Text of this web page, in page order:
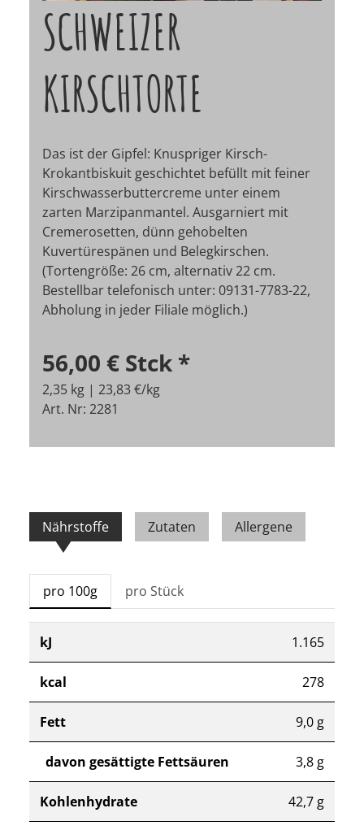
SCHWEIZER
KIRSCHTORTE
Das ist der Gipfel: Knuspriger Kirsch-
Krokantbiskuit geschichtet befüllt mit feiner
Kirschwasserbuttercreme unter einem
zarten Marzipanmantel. Ausgarniert mit
Cremerosetten, dünn gehobelten
Kuvertürespänen und Belegkirschen.
(Tortengröße: 26 cm, alternativ 22 cm.
Bestellbar telefonisch unter: 09131-7783-22,
Abholung in jeder Filiale möglich.)
56,00 € Stck *
2,35 kg | 23,83 €/kg
Art. Nr: 2281
Nährstoffe Zutaten Allergene
pro 100g pro Stück
kJ 1.165
kcal 278
Fett 9,0 g
davon gesättigte Fettsäuren 3,8 g
Kohlenhydrate 42,7 g